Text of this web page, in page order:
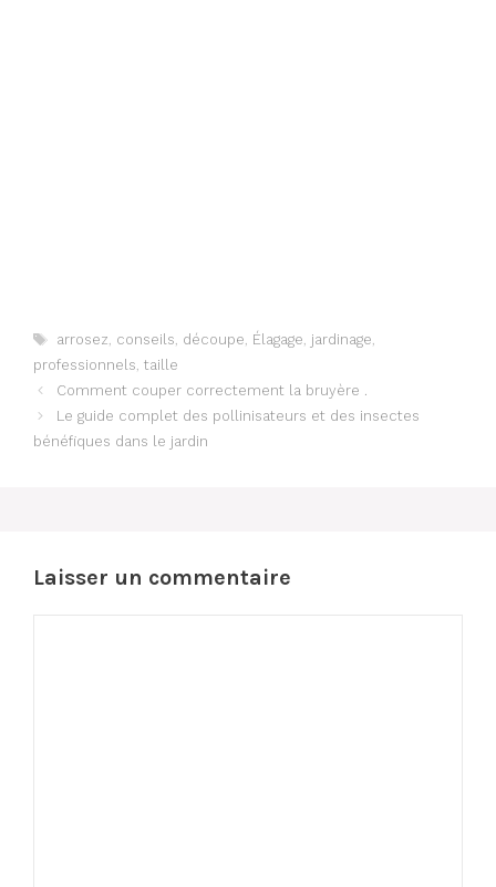
Étiquettes
arrosez, conseils, découpe, Élagage, jardinage,
professionnels, taille
Comment couper correctement la bruyère .
Le guide complet des pollinisateurs et des insectes
bénéfiques dans le jardin
Laisser un commentaire